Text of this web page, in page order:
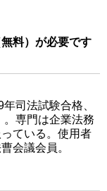
料）が必要です
司法試験合格、
専門は企業法務
ている。使用者
会議会員。